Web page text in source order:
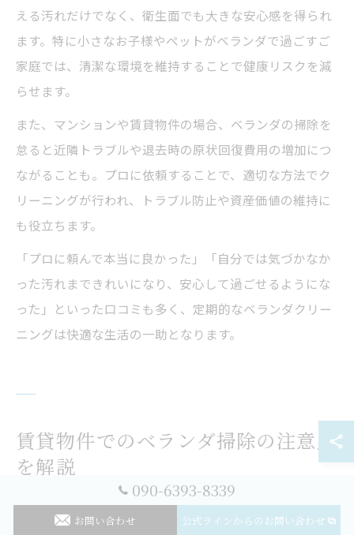
える汚れだけでなく、衛生面でも大きな安心感を得られ
ます。特に小さなお子様やペットがベランダで過ごすご
家庭では、清潔な環境を維持することで健康リスクを減
らせます。
また、マンションや賃貸物件の場合、ベランダの掃除を
怠ると近隣トラブルや退去時の原状回復費用の増加につ
ながることも。プロに依頼することで、適切な方法でク
リーニングが行われ、トラブル防止や資産価値の維持に
も役立ちます。
「プロに頼んで本当に良かった」「自分では気づかなか
った汚れまできれいになり、安心して過ごせるようにな
った」といった口コミも多く、定期的なベランダクリー
ニングは快適な生活の一助となります。
賃貸物件でのベランダ掃除の注意点
を解説
賃貸でのベランダクリーニング責任範囲
090-6393-8339
お問い合わせ 公式ラインからのお問い合わせ